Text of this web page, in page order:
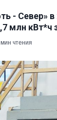
- Север» в
млн кВт*ч
чтения